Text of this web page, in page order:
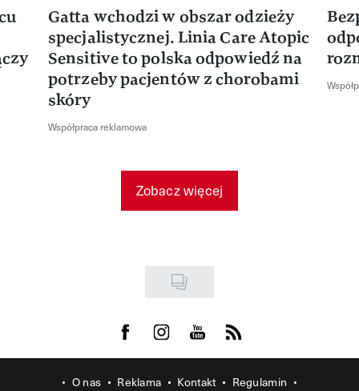
Gatta wchodzi w obszar odzieży
specjalistycznej. Linia Care Atopic
Sensitive to polska odpowiedź na
potrzeby pacjentów z chorobami
skóry
Współpraca reklamowa
Zobacz więcej
Visit us on Facebook
Visit us on Instagram
Visit us on Youtube
Visit us on Rss
O nas Reklama Kontakt
Regulamin